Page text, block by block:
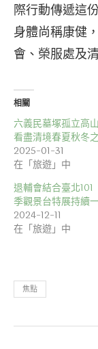
際行動傳遞這
身體尚稱康健
會、榮服處及
相關
六義民墓塚孤立高
看盡清境春夏秋冬
2025-01-31
在「旅遊」中
退輔會結合臺北101
季觀景台特展持續
2024-12-11
在「旅遊」中
焦點